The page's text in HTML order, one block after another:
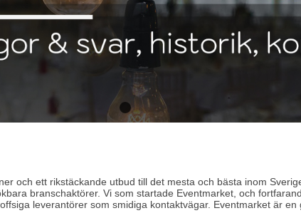
och ett rikstäckande utbud till det mesta och bästa inom
branschaktörer. Vi som startade Eventmarket, och
leverantörer som smidiga kontaktvägar. Eventmarket är en